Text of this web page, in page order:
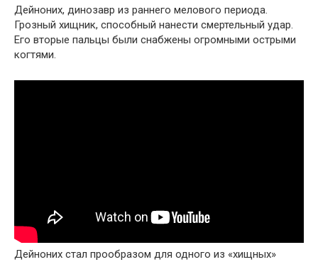
Дейноних, динозавр из раннего мелового периода.
Грозный хищник, способный нанести смертельный удар.
Его вторые пальцы были снабжены огромными острыми
когтями.
Дейноних стал прообразом для одного из «хищных»